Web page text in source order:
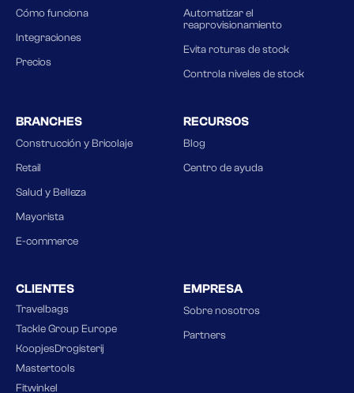
Cómo funciona
Integraciones
Precios
Automatizar el
reaprovisionamiento
Evita roturas de stock
Controla niveles de stock
BRANCHES
Construcción y Bricolaje
Retail
Salud y Belleza
Mayorista
E-commerce
RECURSOS
Blog
Centro de ayuda
CLIENTES
Travelbags
Tackle Group Europe
KoopjesDrogisterij
Mastertools
Fitwinkel
EMPRESA
Sobre nosotros
Partners